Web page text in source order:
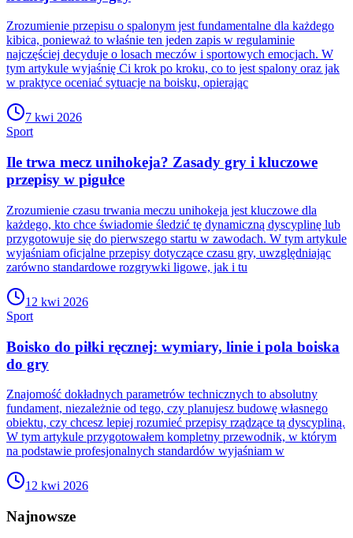
Zrozumienie przepisu o spalonym jest fundamentalne dla każdego
kibica, ponieważ to właśnie ten jeden zapis w regulaminie
najczęściej decyduje o losach meczów i sportowych emocjach. W
tym artykule wyjaśnię Ci krok po kroku, co to jest spalony oraz jak
w praktyce oceniać sytuacje na boisku, opierając
7 kwi 2026
Sport
Ile trwa mecz unihokeja? Zasady gry i kluczowe
przepisy w pigułce
Zrozumienie czasu trwania meczu unihokeja jest kluczowe dla
każdego, kto chce świadomie śledzić tę dynamiczną dyscyplinę lub
przygotowuje się do pierwszego startu w zawodach. W tym artykule
wyjaśniam oficjalne przepisy dotyczące czasu gry, uwzględniając
zarówno standardowe rozgrywki ligowe, jak i tu
12 kwi 2026
Sport
Boisko do piłki ręcznej: wymiary, linie i pola boiska
do gry
Znajomość dokładnych parametrów technicznych to absolutny
fundament, niezależnie od tego, czy planujesz budowę własnego
obiektu, czy chcesz lepiej rozumieć przepisy rządzące tą dyscypliną.
W tym artykule przygotowałem kompletny przewodnik, w którym
na podstawie profesjonalnych standardów wyjaśniam w
12 kwi 2026
Najnowsze